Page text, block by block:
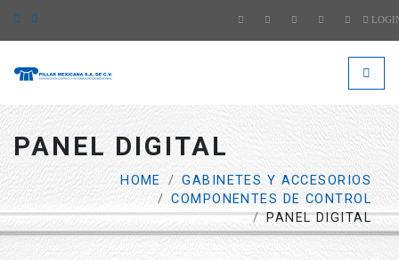
#### ###
PANEL DIGITAL
HOME
GABINETES Y ACCESORIOS
COMPONENTES DE CONTROL
PANEL DIGITAL